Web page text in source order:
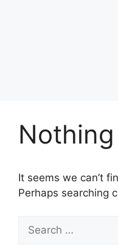
It seems we can’t
Perhaps searching
Search
for: